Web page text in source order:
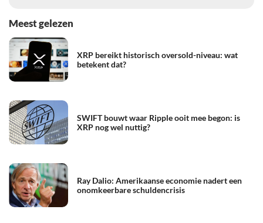
Meest gelezen
XRP bereikt historisch oversold-niveau: wat
betekent dat?
SWIFT bouwt waar Ripple ooit mee begon: is
XRP nog wel nuttig?
Ray Dalio: Amerikaanse economie nadert een
onomkeerbare schuldencrisis